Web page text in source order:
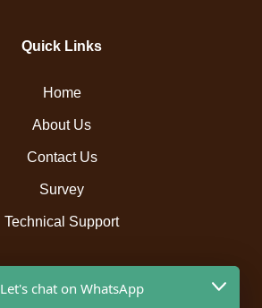
Quick Links
Home
About Us
Contact Us
Survey
Technical Support
Resources
Let's chat on WhatsApp